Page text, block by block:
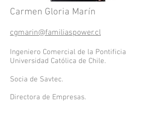
Carmen Gloria Marín
cgmarin@familiaspower.cl
Ingeniero Comercial de la Pontificia
Universidad Católica de Chile.
Socia de Savtec.
Directora de Empresas.